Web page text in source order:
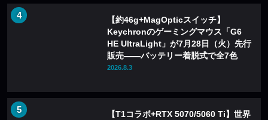
【約46g+MagOpticスイッチ】
Keychronのゲーミングマウス「G6
HE UltraLight」が7月28日（火）先行
販売——バッテリー着脱式で全7色
2026.8.3
【T1コラボ+RTX 5070/5060 Ti】世界